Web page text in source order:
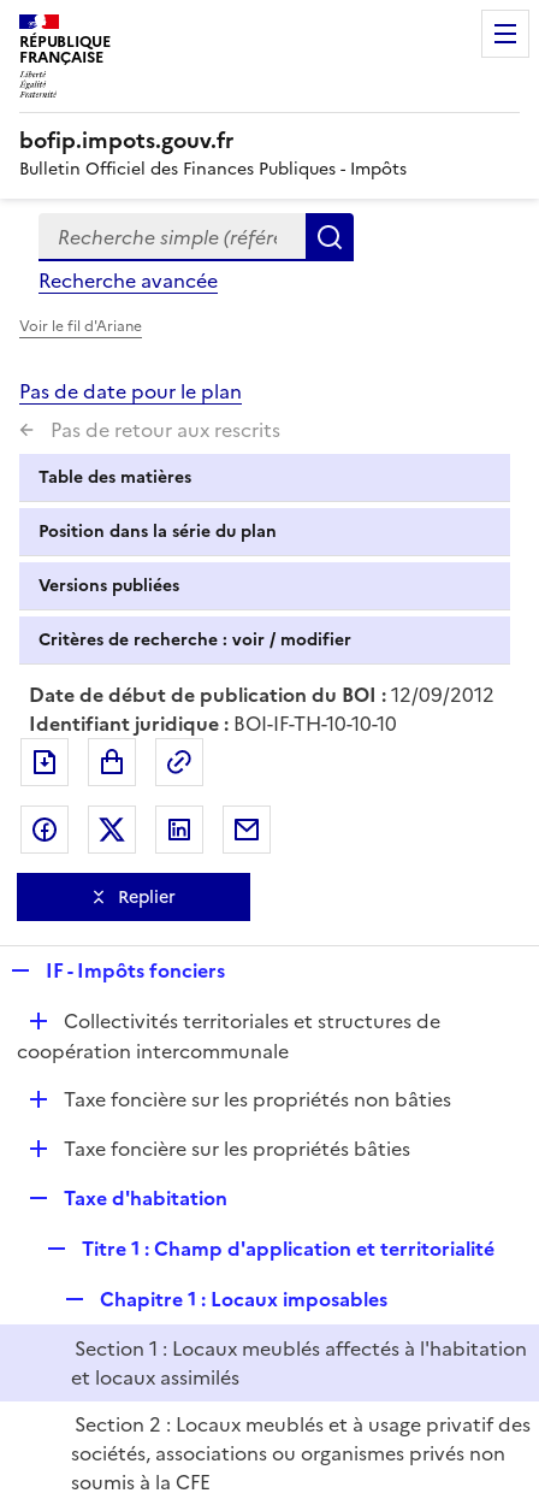
RÉPUBLIQUE
FRANÇAISE
bofip.impots.gouv.fr
Bulletin Officiel des Finances Publiques - Impôts
Formulaire
de
recherche
Recherche simple (références, mots clés, partie du
Recherche avancée
Voir le fil d'Ariane
Pas de date pour le plan
Pas de retour aux rescrits
Table des matières
Position dans la série du plan
Versions publiées
Critères de recherche : voir / modifier
Date de début de publication du BOI :12/09/2012
Identifiant juridique : BOI-IF-TH-10-10-10
Exporter le document au format pdf
Partager sur Facebook
Partager sur Twitter
Partager sur LinkedIn
Replier
p
l
i
e
r
IF - Impôts fonciers
D
é
Collectivités territoriales et structures de
coopération intercommunale
D
e
Taxe foncière sur les propriétés non bâties
D
r
Taxe foncière sur les propriétés bâties
p
Taxe d'habitation
p
l
e
r
Titre 1 : Champ d'application et territorialité
e
p
l
Chapitre 1 : Locaux imposables
Section 1 : Locaux meublés affectés à l'habitation
et locaux assimilés
Section 2 : Locaux meublés et à usage privatif des
sociétés, associations ou organismes privés non
soumis à la CFE